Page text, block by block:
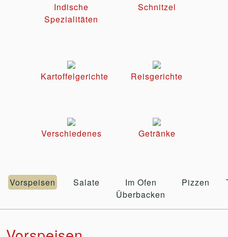
Indische
Spezialitäten
Schnitzel
Kartoffelgerichte Reisgerichte
Verschiedenes Getränke
Vorspeisen Salate
Im Ofen
Überbacken
Pizzen